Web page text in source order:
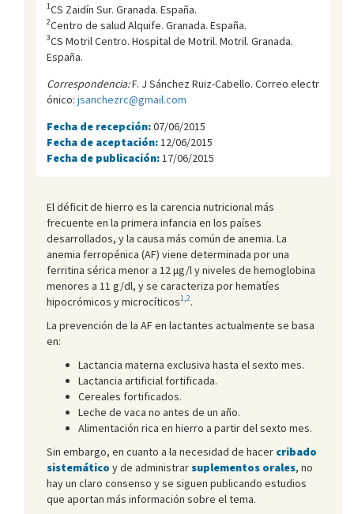
1CS Zaidín Sur. Granada. España.
2Centro de salud Alquife. Granada. España.
3CS Motril Centro. Hospital de Motril. Motril. Granada.
España.
Correspondencia:F. J Sánchez Ruiz-Cabello. Correo electr
ónico: jsanchezrc@gmail.com
Fecha de recepción:07/06/2015
Fecha de aceptación: 12/06/2015
Fecha de publicación: 17/06/2015
El déficit de hierro es la carencia nutricional más
frecuente en la primera infancia en los países
desarrollados, y la causa más común de anemia. La
anemia ferropénica (AF) viene determinada por una
ferritina sérica menor a 12 μg/l y niveles de hemoglobina
menores a 11 g/dl, y se caracteriza por hematíes
hipocrómicos y microcíticos1,2.
La prevención de la AF en lactantes actualmente se basa
en:
Lactancia materna exclusiva hasta el sexto mes.
Lactancia artificial fortificada.
Cereales fortificados.
Leche de vaca no antes de un año.
Alimentación rica en hierro a partir del sexto mes.
Sin embargo, en cuanto a la necesidad de hacer cribado
sistemático y de administrarsuplementos orales, no
hay un claro consenso y se siguen publicando estudios
que aportan más información sobre el tema.